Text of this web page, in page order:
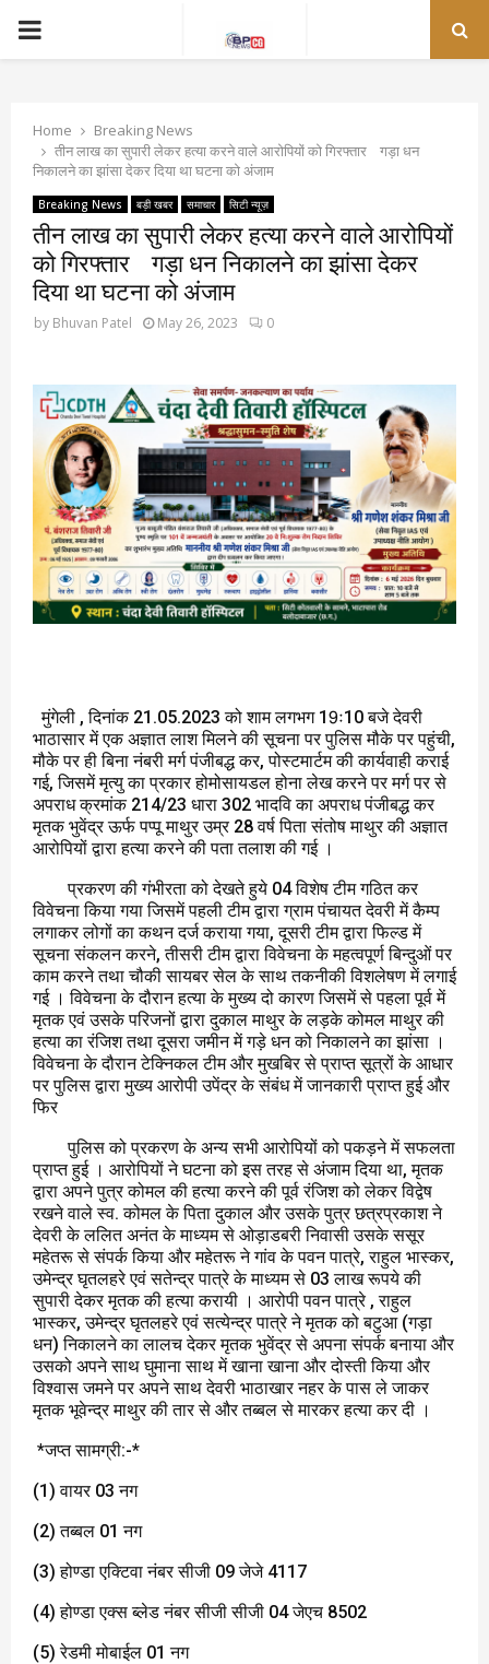
PRIMARY
Home
Breaking News
तीन लाख का सुपारी लेकर हत्या करने वाले आरोपियों को गिरफ्तार गड़ा धन
निकालने का झांसा देकर दिया था घटना को अंजाम
Breaking News बड़ी खबर समाचार सिटी न्यूज़
तीन लाख का सुपारी लेकर हत्या करने वाले आरोपियों
को गिरफ्तार गड़ा धन निकालने का झांसा देकर
दिया था घटना को अंजाम
by Bhuvan Patel May 26, 2023 0
मुंगेली , दिनांक 21.05.2023 को शाम लगभग 19ः10 बजे देवरी
भाठासार में एक अज्ञात लाश मिलने की सूचना पर पुलिस मौके पर पहुंची,
मौके पर ही बिना नंबरी मर्ग पंजीबद्ध कर, पोस्टमार्टम की कार्यवाही कराई
गई, जिसमें मृत्यु का प्रकार होमोसायडल होना लेख करने पर मर्ग पर से
अपराध क्रमांक 214/23 धारा 302 भादवि का अपराध पंजीबद्ध कर
मृतक भुवेंद्र ऊर्फ पप्पू माथुर उम्र 28 वर्ष पिता संतोष माथुर की अज्ञात
आरोपियों द्वारा हत्या करने की पता तलाश की गई ।
प्रकरण की गंभीरता को देखते हुये 04 विशेष टीम गठित कर
विवेचना किया गया जिसमें पहली टीम द्वारा ग्राम पंचायत देवरी में कैम्प
लगाकर लोगों का कथन दर्ज कराया गया, दूसरी टीम द्वारा फिल्ड में
सूचना संकलन करने, तीसरी टीम द्वारा विवेचना के महत्वपूर्ण बिन्दुओं पर
काम करने तथा चौकी सायबर सेल के साथ तकनीकी विशलेषण में लगाई
गई । विवेचना के दौरान हत्या के मुख्य दो कारण जिसमें से पहला पूर्व में
मृतक एवं उसके परिजनों द्वारा दुकाल माथुर के लड़के कोमल माथुर की
हत्या का रंजिश तथा दूसरा जमीन में गड़े धन को निकालने का झांसा ।
विवेचना के दौरान टेक्निकल टीम और मुखबिर से प्राप्त सूत्रों के आधार
पर पुलिस द्वारा मुख्य आरोपी उपेंद्र के संबंध में जानकारी प्राप्त हुई और
फिर
पुलिस को प्रकरण के अन्य सभी आरोपियों को पकड़ने में सफलता
प्राप्त हुई । आरोपियों ने घटना को इस तरह से अंजाम दिया था, मृतक
द्वारा अपने पुत्र कोमल की हत्या करने की पूर्व रंजिश को लेकर विद्वेष
रखने वाले स्व. कोमल के पिता दुकाल और उसके पुत्र छत्रप्रकाश ने
देवरी के ललित अनंत के माध्यम से ओड़ाडबरी निवासी उसके ससूर
महेतरू से संपर्क किया और महेतरू ने गांव के पवन पात्रे, राहुल भास्कर,
उमेन्द्र घृतलहरे एवं सतेन्द्र पात्रे के माध्यम से 03 लाख रूपये की
सुपारी देकर मृतक की हत्या करायी । आरोपी पवन पात्रे , राहुल
भास्कर, उमेन्द्र घृतलहरे एवं सत्येन्द्र पात्रे ने मृतक को बटुआ (गड़ा
धन) निकालने का लालच देकर मृतक भुवेंद्र से अपना संपर्क बनाया और
उसको अपने साथ घुमाना साथ में खाना खाना और दोस्ती किया और
विश्वास जमने पर अपने साथ देवरी भाठाखार नहर के पास ले जाकर
मृतक भूवेन्द्र माथुर की तार से और तब्बल से मारकर हत्या कर दी ।
*जप्त सामग्री:-*
(1) वायर 03 नग
(2) तब्बल 01 नग
(3) होण्डा एक्टिवा नंबर सीजी 09 जेजे 4117
(4) होण्डा एक्स ब्लेड नंबर सीजी सीजी 04 जेएच 8502
(5) रेडमी मोबाईल 01 नग